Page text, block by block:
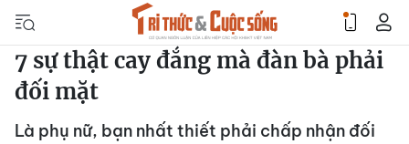
7 sự thật cay đắng mà đàn bà phải
đối mặt
Là phụ nữ, bạn nhất thiết phải chấp nhận đối